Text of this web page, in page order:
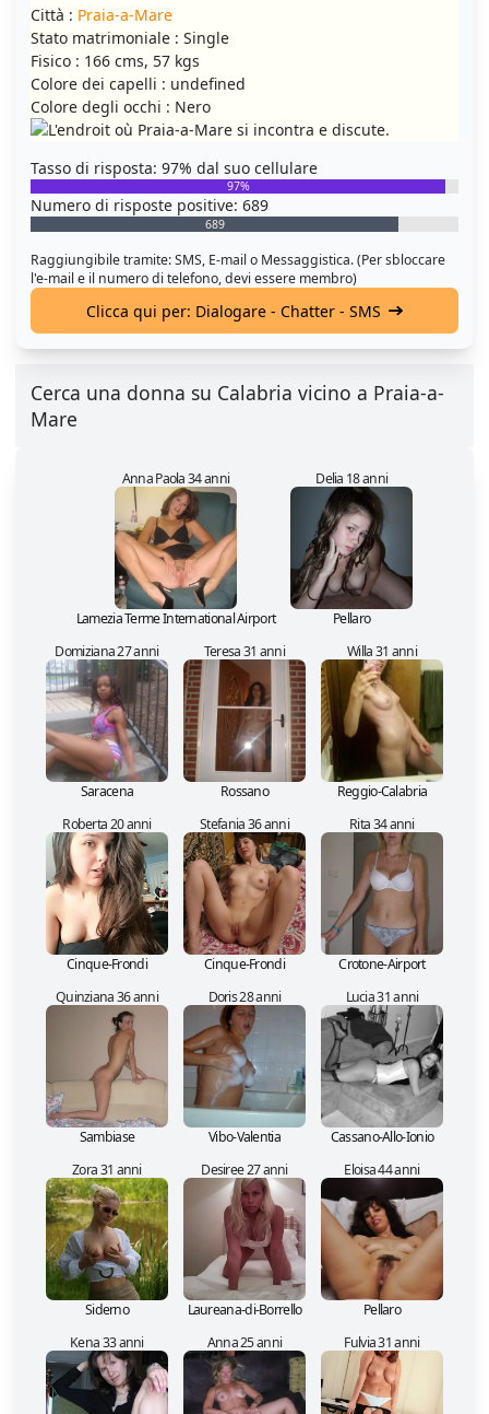
Città : Praia-a-Mare
Stato matrimoniale : Single
Fisico : 166 cms, 57 kgs
Colore dei capelli : undefined
Colore degli occhi : Nero
Tasso di risposta: 97% dal suo cellulare
97%
Numero di risposte positive: 689
689
Raggiungibile tramite: SMS, E-mail o Messaggistica. (Per sbloccare
l'e-mail e il numero di telefono, devi essere membro)
Clicca qui per: Dialogare - Chatter - SMS
Cerca una donna su Calabria vicino a Praia-a-
Mare
Anna Paola 34 anni
Lamezia Terme International Airport
Delia 18 anni
Pellaro
Domiziana 27 anni
Saracena
Teresa 31 anni
Rossano
Willa 31 anni
Reggio-Calabria
Roberta 20 anni
Cinque-Frondi
Stefania 36 anni
Cinque-Frondi
Rita 34 anni
Crotone-Airport
Quinziana 36 anni
Sambiase
Doris 28 anni
Vibo-Valentia
Lucia 31 anni
Cassano-Allo-Ionio
Zora 31 anni
Siderno
Desiree 27 anni
Laureana-di-Borrello
Eloisa 44 anni
Pellaro
Kena 33 anni
Anna 25 anni Fulvia 31 anni